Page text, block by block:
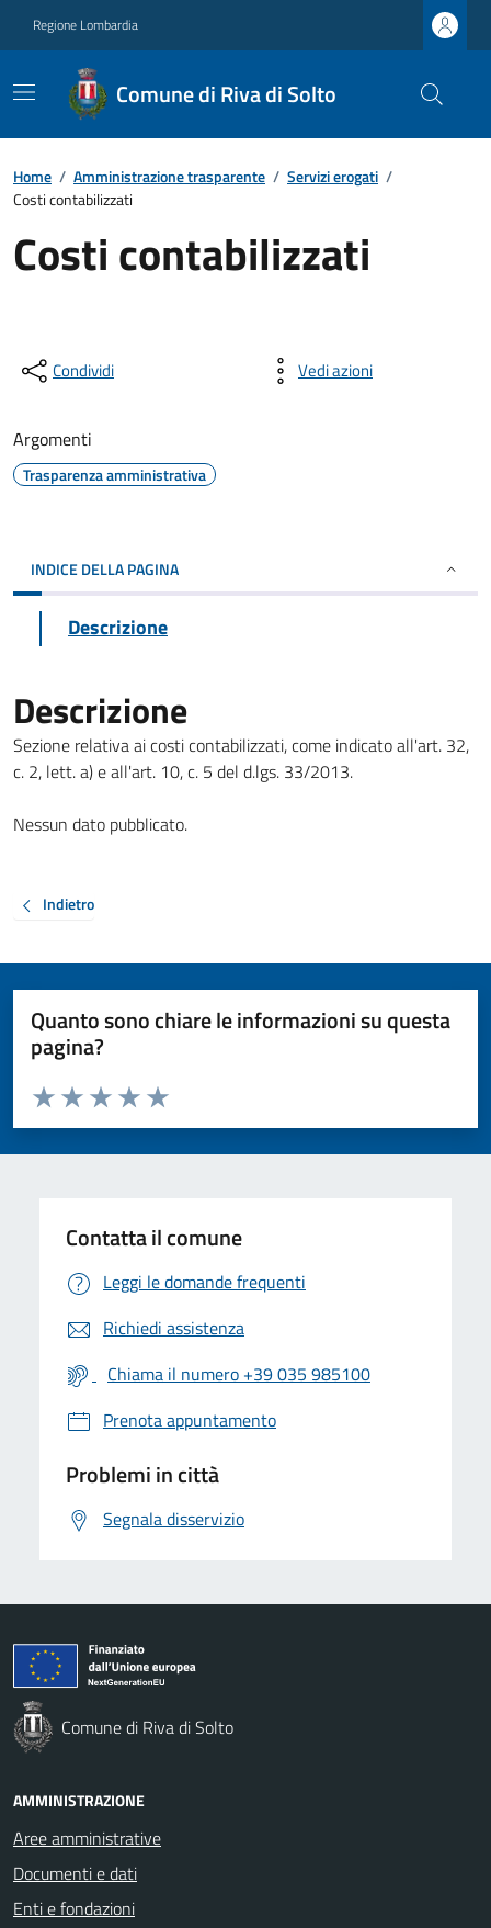
Regione Lombardia
Comune di Riva di Solto
Home / Amministrazione trasparente / Servizi erogati /
Costi contabilizzati
Costi contabilizzati
Condividi Vedi azioni
Argomenti
Trasparenza amministrativa
INDICE DELLA PAGINA
Descrizione
Descrizione
Sezione relativa ai costi contabilizzati, come indicato all'art. 32,
c. 2, lett. a) e all'art. 10, c. 5 del d.lgs. 33/2013.
Nessun dato pubblicato.
Indietro
Quanto sono chiare le informazioni su questa
pagina?
Valuta da 1 a 5 stelle la pagina
Valuta 5 stelle su 5
Valuta 4 stelle su 5
Valuta 3 stelle su 5
Valuta 2 stelle su 5
Valuta 1 stelle su 5
Contatta il comune
Leggi le domande frequenti
Richiedi assistenza
Chiama il numero +39 035 985100
Prenota appuntamento
Problemi in città
Segnala disservizio
Comune di Riva di Solto
AMMINISTRAZIONE
Aree amministrative
Documenti e dati
Enti e fondazioni